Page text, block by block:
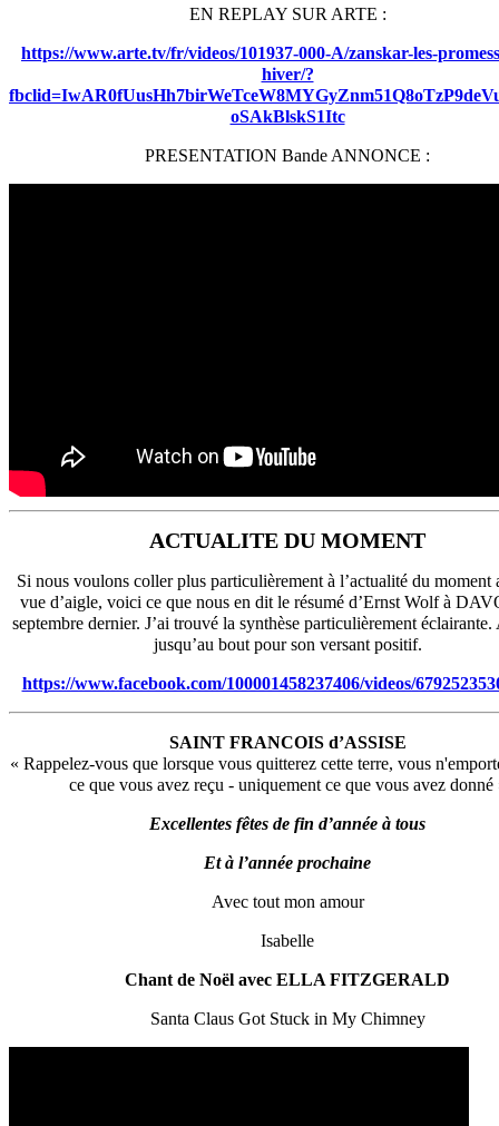
EN REPLAY SUR ARTE :
https://www.arte.tv/fr/videos/101937-000-A/zanskar-les-
hiver/?
oSAkBlskS1Itc
PRESENTATION Bande ANNONCE :
ACTUALITE DU MOMENT
Si nous voulons coller plus particulièrement à l’actualité du moment
vue d’aigle, voici ce que nous en dit le résumé d’Ernst Wolf à
septembre dernier. J’ai trouvé la synthèse particulièrement éclairante.
jusqu’au bout pour son versant positif.
https://www.facebook.com/100001458237406/videos/
SAINT FRANCOIS d’ASSISE
« Rappelez-vous que lorsque vous quitterez cette terre, vous
ce que vous avez reçu - uniquement ce que vous avez donné
Excellentes fêtes de fin d’année à tous
Et à l’année prochaine
Avec tout mon amour
Isabelle
Chant de Noël avec ELLA FITZGERALD
Santa Claus Got Stuck in My Chimney